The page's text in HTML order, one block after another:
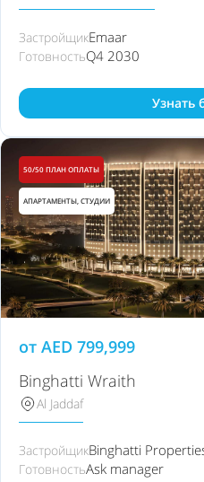
ЗастройщикEmaar
ГотовностьQ4 2030
Узнать
50/50 ПЛАН ОПЛАТЫ
АПАРТАМЕНТЫ, СТУДИИ
от AED 799,999
Binghatti Wraith
Al Jaddaf
ЗастройщикBinghatti
ГотовностьAsk manager